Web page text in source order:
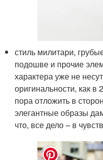
стиль милитари,
подошве и прочие
характера уже не
оригинальности, как в
пора отложить в
элегантные образы
что, все дело – в